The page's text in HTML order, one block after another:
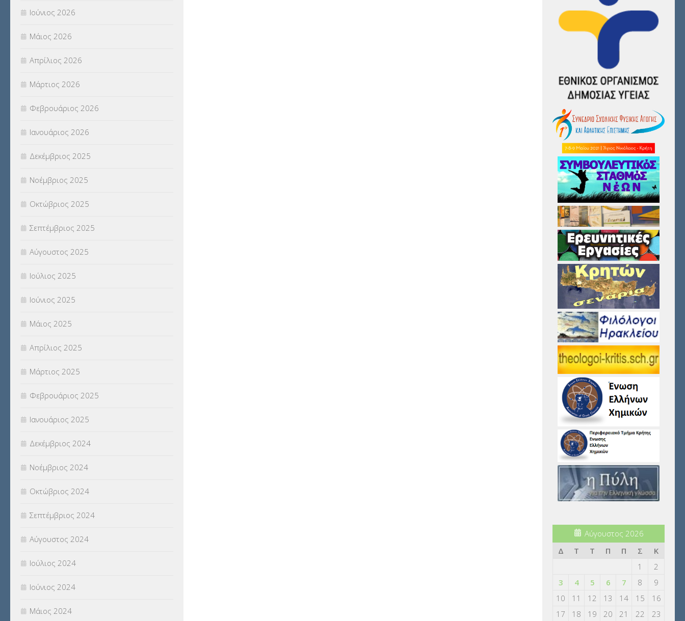
(18)
ΣΥΝΤΑΞΕΙΣ(12)
ΣΧΟΛΙΚΟΙ ΣΥΜΒΟΥΛΟΙ
ΥΠΕΡΑΡΙΘΜΟΙ(1)
ΥΠΟΤΡΟΦΙΕΣ(28)
ΦΥΣΙΚΗ ΑΓΩΓΗ(692)
Χωρίς κατηγορία
Ιούνιος 2026
Μάιος 2026
Απρίλιος 2026
Μάρτιος 2026
Φεβρουάριος 2026
Ιανουάριος 2026
Δεκέμβριος 2025
Νοέμβριος 2025
Οκτώβριος 2025
Σεπτέμβριος 2025
Αύγουστος 2025
Ιούλιος 2025
Ιούνιος 2025
Μάιος 2025
Απρίλιος 2025
Μάρτιος 2025
Φεβρουάριος 2025
Ιανουάριος 2025
Δεκέμβριος 2024
Νοέμβριος 2024
Οκτώβριος 2024
Σεπτέμβριος 2024
Αύγουστος 2024
Ιούλιος 2024
Ιούνιος 2024
Μάιος 2024
Αύγουστος 2026
Δ
Τ Τ Π Π Σ
Κ
1
2
3
4 5 6 7 8
9
10
11 12 13 14 15
16
17
18 19 20 21 22 23